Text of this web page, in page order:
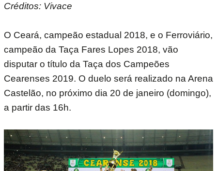
Créditos: Vivace
O Ceará, campeão estadual 2018, e o Ferroviário,
campeão da Taça Fares Lopes 2018, vão
disputar o título da Taça dos Campeões
Cearenses 2019. O duelo será realizado na Arena
Castelão, no próximo dia 20 de janeiro (domingo),
a partir das 16h.